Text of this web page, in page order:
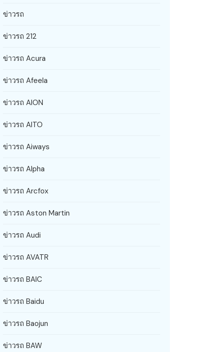
ข่าวรถ
ข่าวรถ 212
ข่าวรถ Acura
ข่าวรถ Afeela
ข่าวรถ AION
ข่าวรถ AITO
ข่าวรถ Aiways
ข่าวรถ Alpha
ข่าวรถ Arcfox
ข่าวรถ Aston Martin
ข่าวรถ Audi
ข่าวรถ AVATR
ข่าวรถ BAIC
ข่าวรถ Baidu
ข่าวรถ Baojun
ข่าวรถ BAW